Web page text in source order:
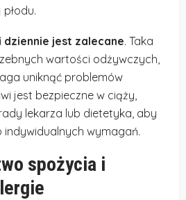
dziennie jest zalecane. Taka
wartości odżywczych,
uniknąć problemów
jest bezpieczne w ciąży,
lekarza lub dietetyka, aby
wymagań.
spożycia i